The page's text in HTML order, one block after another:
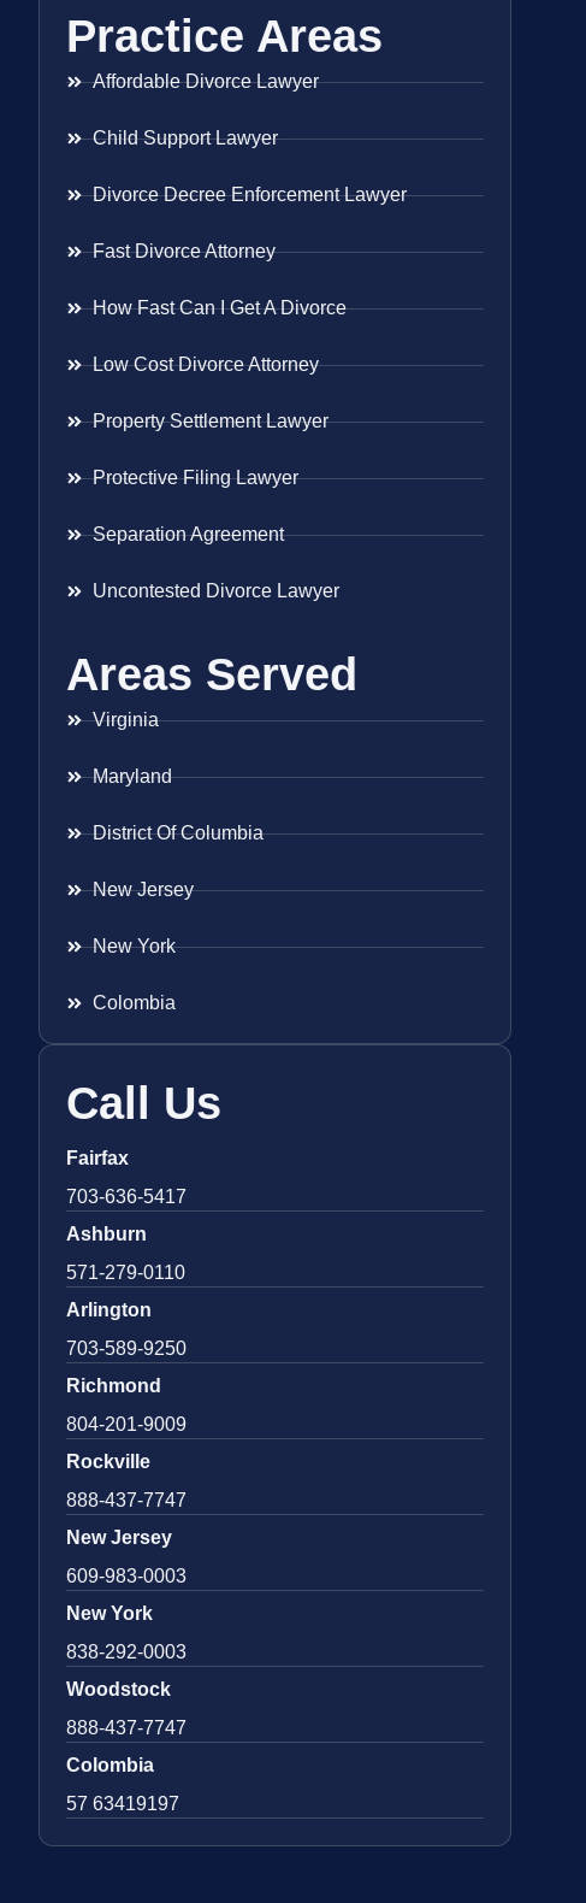
Practice Areas
Affordable Divorce Lawyer
Child Support Lawyer
Divorce Decree Enforcement Lawyer
Fast Divorce Attorney
How Fast Can I Get A Divorce
Low Cost Divorce Attorney
Property Settlement Lawyer
Protective Filing Lawyer
Separation Agreement
Uncontested Divorce Lawyer
Areas Served
Virginia
Maryland
District Of Columbia
New Jersey
New York
Colombia
Call Us
Fairfax
703-636-5417
Ashburn
571-279-0110
Arlington
703-589-9250
Richmond
804-201-9009
Rockville
888-437-7747
New Jersey
609-983-0003
New York
838-292-0003
Woodstock
888-437-7747
Colombia
57 63419197